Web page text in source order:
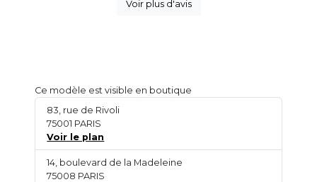
Voir plus d'avis
Ce modèle est visible en boutique
83, rue de Rivoli
75001 PARIS
Voir le plan
14, boulevard de la Madeleine
75008 PARIS